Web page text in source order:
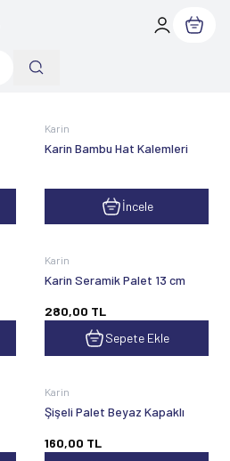
Sepetim
Karin
Karin Bambu Hat Kalemleri
İncele
Karin
Karin Seramik Palet 13 cm
280,00 TL
Sepete Ekle
Karin
Şişeli Palet Beyaz Kapaklı
160,00 TL